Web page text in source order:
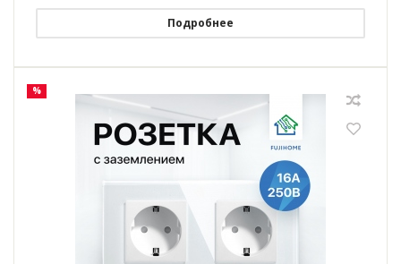
Подробнее
%